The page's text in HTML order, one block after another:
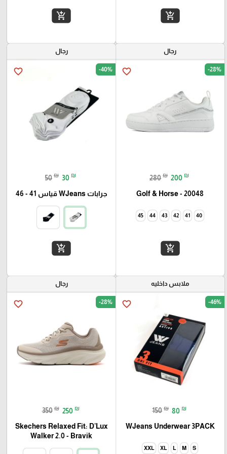
add_shopping_cart
add_shopping_cart
رجال
favorite_border -28%
280 ₪ 200 ₪
Golf & Horse - 20048
40
41
42
43
44
45
add_shopping_cart
رجال
favorite_border -40%
50 ₪ 30 ₪
جرابات WJeans قياس 41 - 46
add_shopping_cart
ملابس داخليه
favorite_border -46%
150 ₪ 80 ₪
WJeans Underwear 3PACK
S
M
L
XL
XXL
رجال
favorite_border -28%
350 ₪ 250 ₪
Skechers Relaxed Fit: D'Lux
Walker 2.0 - Bravik